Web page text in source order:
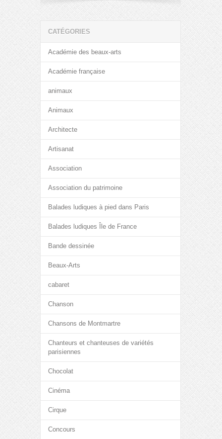
CATÉGORIES
Académie des beaux-arts
Académie française
animaux
Animaux
Architecte
Artisanat
Association
Association du patrimoine
Balades ludiques à pied dans Paris
Balades ludiques Île de France
Bande dessinée
Beaux-Arts
cabaret
Chanson
Chansons de Montmartre
Chanteurs et chanteuses de variétés
parisiennes
Chocolat
Cinéma
Cirque
Concours